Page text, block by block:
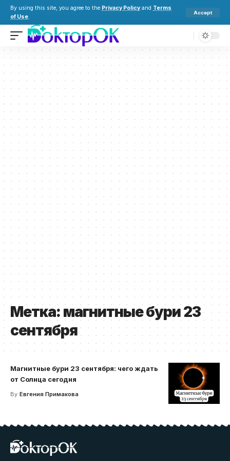
By using this site, you agree to the Privacy Policy and Terms
of Use.
Accept
Метка: магнитные бури 23
сентября
Магнитные бури 23 сентября: чего ждать
от Солнца сегодня
By Евгения Примакова